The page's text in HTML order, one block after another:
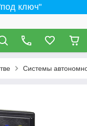
ключ"
Системы